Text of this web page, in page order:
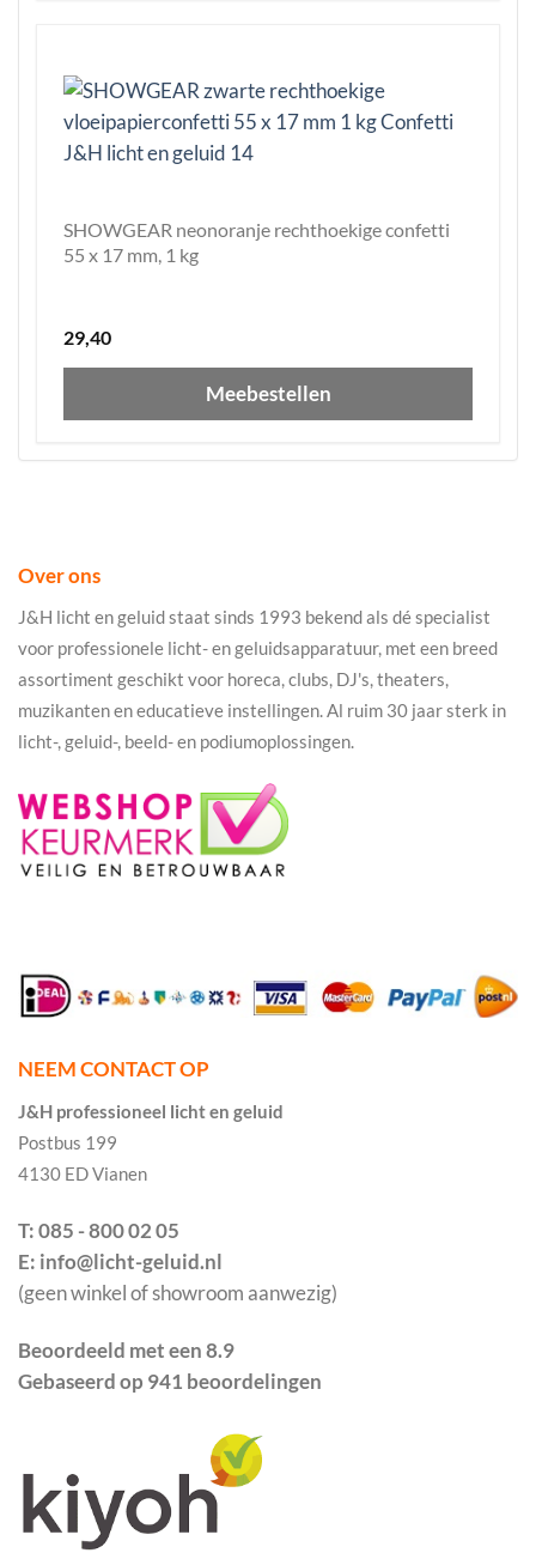
SHOWGEAR neonoranje rechthoekige confetti
55 x 17 mm, 1 kg
29,40
Meebestellen
Over ons
J&H licht en geluid staat sinds 1993 bekend als dé specialist
voor professionele licht- en geluidsapparatuur, met een breed
assortiment geschikt voor horeca, clubs, DJ's, theaters,
muzikanten en educatieve instellingen. Al ruim 30 jaar sterk in
licht-, geluid-, beeld- en podiumoplossingen.
NEEM CONTACT OP
J&H professioneel licht en geluid
Postbus 199
4130 ED Vianen
T: 085 - 800 02 05
E: info@licht-geluid.nl
(geen winkel of showroom aanwezig)
Beoordeeld met een 8.9
Gebaseerd op 941 beoordelingen